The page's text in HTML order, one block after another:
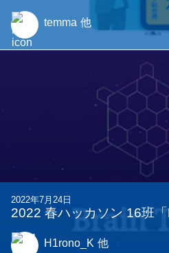
temma 他
2022年7月24日
2022 春ハッカソン 16班「
H1rono_K 他